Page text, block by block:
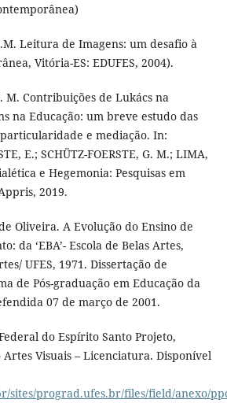
Leitura de Imagens: um desafio à
Vitória-ES: EDUFES, 2004).
M. Contribuições de Lukács na
na Educação: um breve estudo das
e mediação. In:
E.; SCHÜTZ-FOERSTE, G. M.; LIMA,
e Hegemonia: Pesquisas em
2019.
Oliveira. A Evolução do Ensino de
da ‘EBA’- Escola de Belas Artes,
UFES, 1971. Dissertação de
de Pós-graduação em Educação da
07 de março de 2001.
do Espírito Santo Projeto,
Artes Visuais – Licenciatura. Disponível
sites/prograd.ufes.br/files/field/anexo/